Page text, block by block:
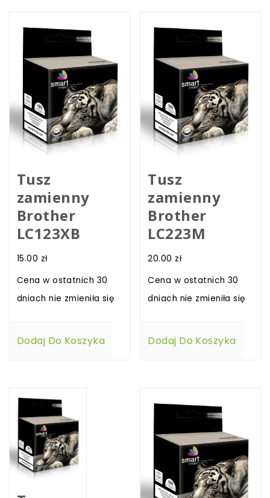
Tusz
zamienny
Brother
LC123XB
15.00 zł
Cena w ostatnich 30
dniach nie zmieniła się
Dodaj Do Koszyka
Tusz
zamienny
Brother
LC223M
20.00 zł
Cena w ostatnich 30
dniach nie zmieniła się
Dodaj Do Koszyka